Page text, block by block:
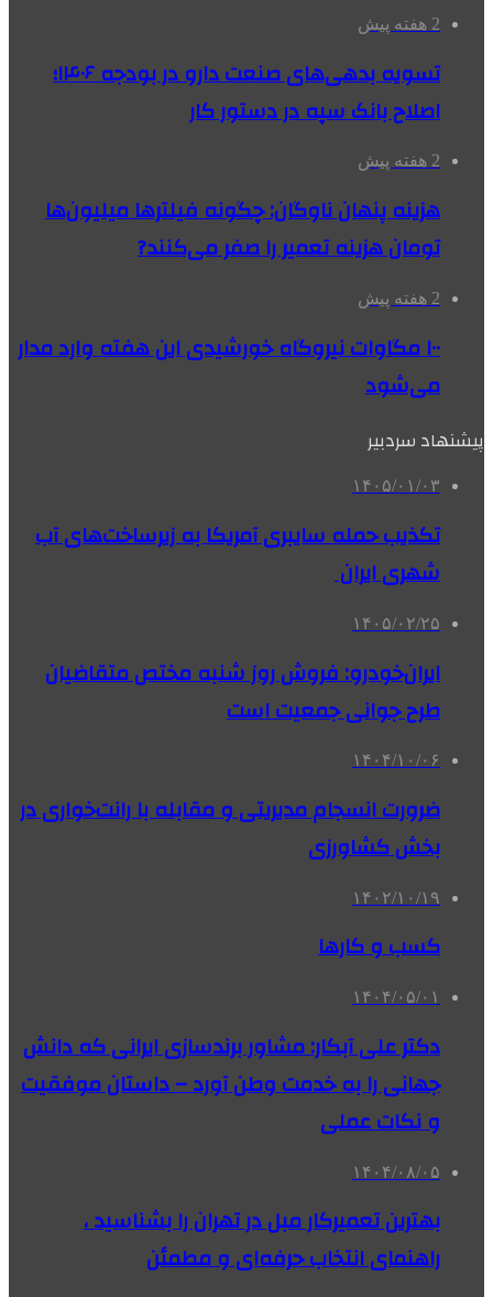
2 هفته پیش
تسویه بدهی‌های صنعت دارو در بودجه ۱۴۰۶؛
اصلاح بانک سپه در دستور کار
2 هفته پیش
هزینه پنهان ناوگان: چگونه فیلترها میلیون‌ها
تومان هزینه تعمیر را صفر می‌کنند?
2 هفته پیش
۱۰۰ مگاوات نیروگاه‌ خورشیدی این هفته وارد مدار
می‌شود
پیشنهاد سردبیر
۱۴۰۵/۰۱/۰۳
تکذیب حمله سایبری آمریکا به زیرساخت‌های آب
شهری ایران
۱۴۰۵/۰۲/۲۵
ایران‌خودرو: فروش روز شنبه مختص متقاضیان
طرح جوانی جمعیت است
۱۴۰۴/۱۰/۰۶
ضرورت انسجام مدیریتی و مقابله با رانت‌خواری در
بخش کشاورزی
۱۴۰۲/۱۰/۱۹
کسب و کارها
۱۴۰۴/۰۵/۰۱
دکتر علی آبکار: مشاور برندسازی ایرانی که دانش
جهانی را به خدمت وطن آورد – داستان موفقیت
و نکات عملی
۱۴۰۴/۰۸/۰۵
بهترین تعمیرکار مبل در تهران را بشناسید ،
راهنمای انتخاب حرفه‌ای و مطمئن